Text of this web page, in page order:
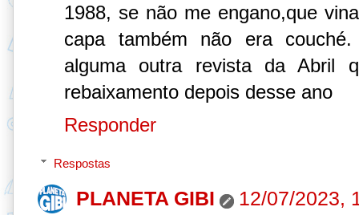
1988, se não me engano,que
capa também não era
alguma outra revista da Abril
rebaixamento depois desse ano
Responder
Respostas
PLANETA GIBI 12/07/2023,